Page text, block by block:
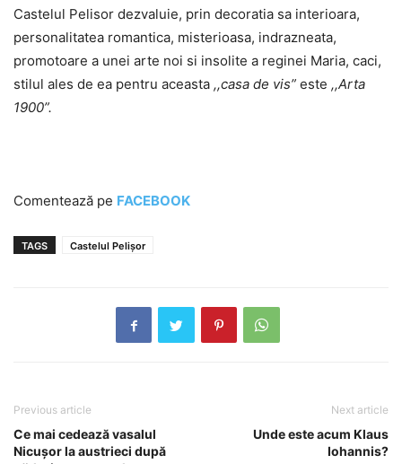
Castelul Pelisor dezvaluie, prin decoratia sa interioara,
personalitatea romantica, misterioasa, indrazneata,
promotoare a unei arte noi si insolite a reginei Maria, caci,
stilul ales de ea pentru aceasta ,,casa de vis” este ,,Arta
1900”.
Comentează pe FACEBOOK
TAGS Castelul Pelișor
Previous article
Ce mai cedează vasalul
Nicușor la austrieci după
Next article
Unde este acum Klaus
Iohannis?